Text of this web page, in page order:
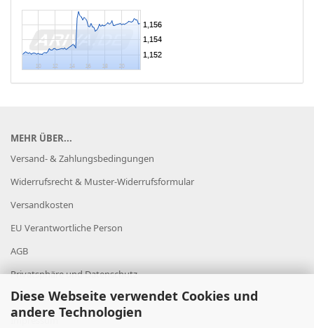
Diese Webseite verwendet Cookies und
andere Technologien
MEHR ÜBER...
Versand- & Zahlungsbedingungen
Widerrufsrecht & Muster-Widerrufsformular
Versandkosten
EU Verantwortliche Person
AGB
Privatsphäre und Datenschutz
Datenschutz
Impressum